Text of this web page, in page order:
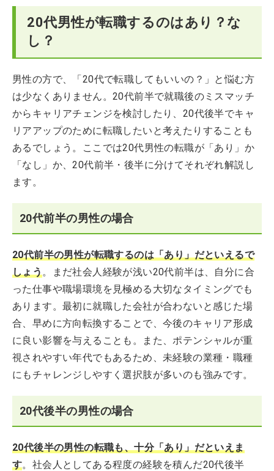
転職したい20代男性によくある質問
20代男性が転職するのはあり？な
し？
男性の方で、「20代で転職してもいいの？」と悩む方
は少なくありません。20代前半で就職後のミスマッチ
からキャリアチェンジを検討したり、20代後半でキャ
リアアップのために転職したいと考えたりすることも
あるでしょう。ここでは20代男性の転職が「あり」か
「なし」か、20代前半・後半に分けてそれぞれ解説し
ます。
20代前半の男性の場合
20代前半の男性が転職するのは「あり」だといえるで
しょう。まだ社会人経験が浅い20代前半は、自分に合
った仕事や職場環境を見極める大切なタイミングでも
あります。最初に就職した会社が合わないと感じた場
合、早めに方向転換することで、今後のキャリア形成
に良い影響を与えることも。また、ポテンシャルが重
視されやすい年代でもあるため、未経験の業種・職種
にもチャレンジしやすく選択肢が多いのも強みです。
20代後半の男性の場合
20代後半の男性の転職も、十分「あり」だといえま
す。社会人としてある程度の経験を積んだ20代後半